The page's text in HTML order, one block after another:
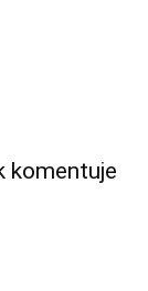
komentuje